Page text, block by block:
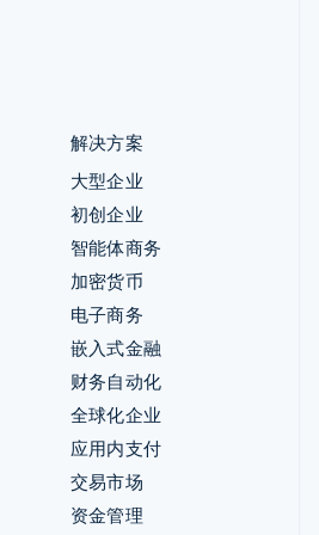
解决方案
大型企业
初创企业
智能体商务
加密货币
电子商务
嵌入式金融
财务自动化
全球化企业
应用内支付
交易市场
资金管理